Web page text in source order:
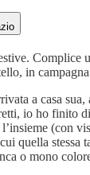
Complice
in
a casa sua,
io ho finito
(con
quella stessa
o mono